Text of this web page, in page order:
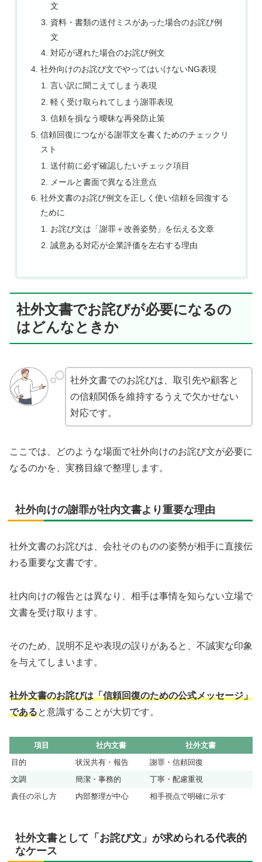
文
資料・書類の送付ミスがあった場合のお詫び例
文
対応が遅れた場合のお詫び例文
社外向けのお詫び文でやってはいけないNG表現
言い訳に聞こえてしまう表現
軽く受け取られてしまう謝罪表現
信頼を損なう曖昧な再発防止策
信頼回復につながる謝罪文を書くためのチェックリ
スト
送付前に必ず確認したいチェック項目
メールと書面で異なる注意点
社外文書のお詫び例文を正しく使い信頼を回復する
ために
お詫び文は「謝罪＋改善姿勢」を伝える文章
誠意ある対応が企業評価を左右する理由
社外文書でお詫びが必要になるの
はどんなときか
社外文書でのお詫びは、取引先や顧客と
の信頼関係を維持するうえで欠かせない
対応です。
ここでは、どのような場面で社外向けのお詫び文が必要に
なるのかを、実務目線で整理します。
社外向けの謝罪が社内文書より重要な理由
社外文書のお詫びは、会社そのものの姿勢が相手に直接伝
わる重要な文書です。
社内向けの報告とは異なり、相手は事情を知らない立場で
文書を受け取ります。
そのため、説明不足や表現の誤りがあると、不誠実な印象
を与えてしまいます。
社外文書のお詫びは「信頼回復のための公式メッセージ」
であると意識することが大切です。
項目 社内文書
社外文書
目的
状況共有・報告
謝罪・信頼回復
文調
簡潔・事務的
丁寧・配慮重視
責任の示し方
内部整理が中心 相手視点で明確に示す
社外文書として「お詫び文」が求められる代表的
なケース